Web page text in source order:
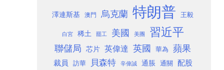
澤連斯基 澳門 烏克蘭 特朗普 王毅
白宮 稀土 罷工 美國 美團 習近平
聯儲局 芯片 英偉達 英國 華為 蘋果
裁員 訪華 貝森特 辛偉誠 通脹 通關 配股